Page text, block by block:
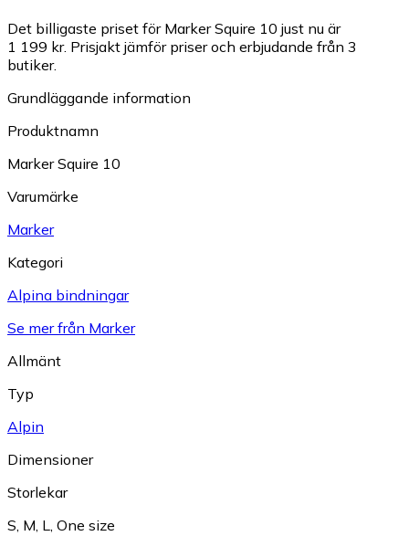
Det billigaste priset för Marker Squire 10 just nu är
1 199 kr. Prisjakt jämför priser och erbjudande från 3
butiker.
Grundläggande information
Produktnamn
Marker Squire 10
Varumärke
Marker
Kategori
Alpina bindningar
Se mer från Marker
Allmänt
Typ
Alpin
Dimensioner
Storlekar
S, M, L, One size